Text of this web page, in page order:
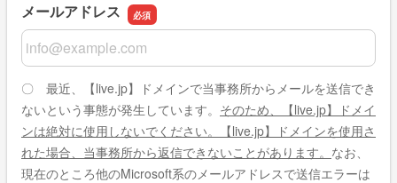
メールアドレス
メールアドレス
〇 最近、【live.jp】ドメインで当事務所からメールを送信でき
ないという事態が発生しています。 そのため、【live.jp】ドメイ
ンは絶対に使用しないでください。【live.jp】ドメインを使用さ
れた場合、当事務所から返信できないことがあります。 なお、
現在のところ他のMicrosoft系のメールアドレスで送信エラーは